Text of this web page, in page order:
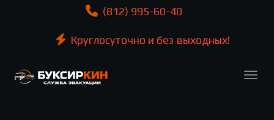
(812) 995-60-40
Круглосуточно и без выходных!